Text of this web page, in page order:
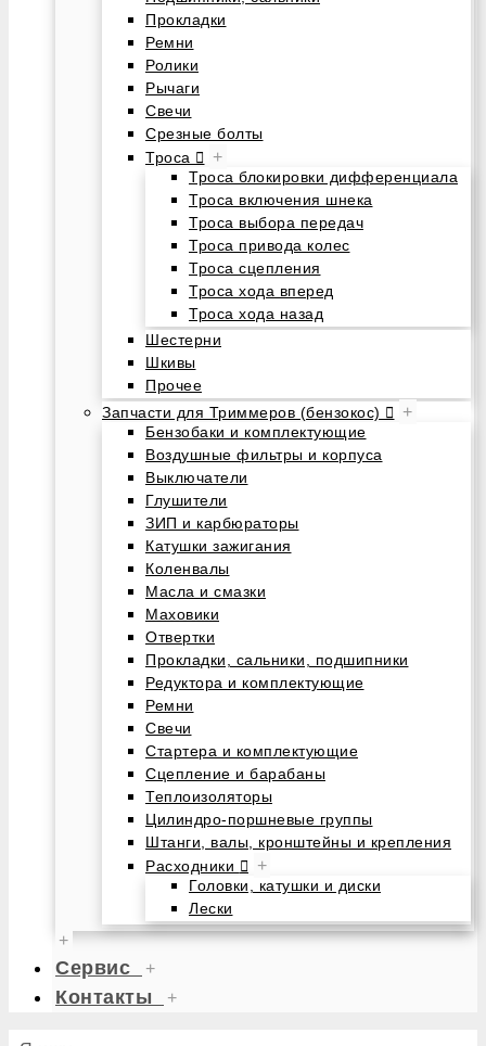
Прокладки
Ремни
Ролики
Рычаги
Свечи
Срезные болты
Троса
+
Троса блокировки дифференциала
Троса включения шнека
Троса выбора передач
Троса привода колес
Троса сцепления
Троса хода вперед
Троса хода назад
Шестерни
Шкивы
Прочее
Запчасти для Триммеров (бензокос)
+
Бензобаки и комплектующие
Воздушные фильтры и корпуса
Выключатели
Глушители
ЗИП и карбюраторы
Катушки зажигания
Коленвалы
Масла и смазки
Маховики
Отвертки
Прокладки, сальники, подшипники
Редуктора и комплектующие
Ремни
Свечи
Стартера и комплектующие
Сцепление и барабаны
Теплоизоляторы
Цилиндро-поршневые группы
Штанги, валы, кронштейны и крепления
Расходники
+
Головки, катушки и диски
Лески
+
Сервис +
Контакты +